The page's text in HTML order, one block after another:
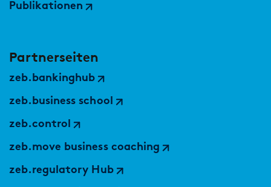
Publikationen
Partnerseiten
zeb.bankinghub
zeb.business school
zeb.control
zeb.move business coaching
zeb.regulatory Hub